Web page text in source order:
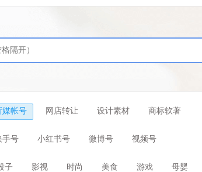
媒帐号 网店转让 设计素材 商标软著
手号 小红书号 微博号 视频号
子 影视 时尚 美食 游戏 母婴